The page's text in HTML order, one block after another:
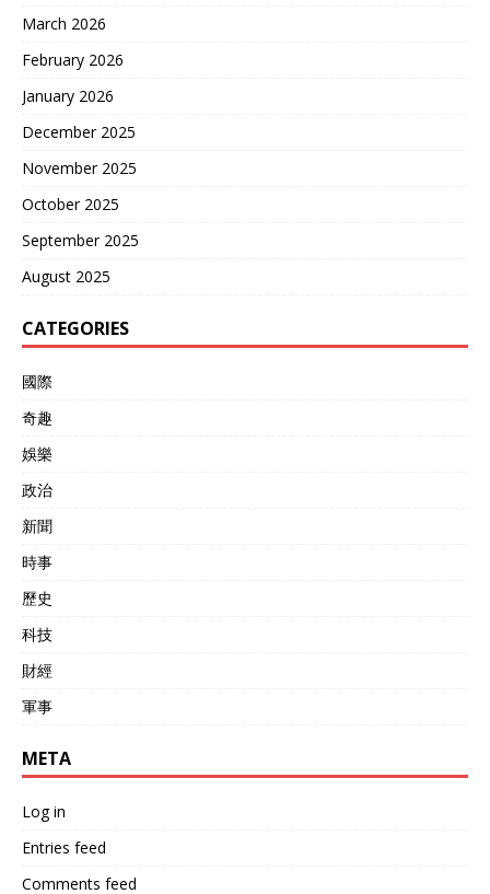
March 2026
February 2026
January 2026
December 2025
November 2025
October 2025
September 2025
August 2025
CATEGORIES
國際
奇趣
娛樂
政治
新聞
時事
歷史
科技
財經
軍事
META
Log in
Entries feed
Comments feed